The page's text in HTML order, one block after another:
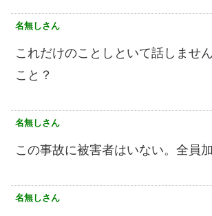
名無しさん
これだけのことしといて話しませ
こと？
名無しさん
この事故に被害者はいない。全員
名無しさん